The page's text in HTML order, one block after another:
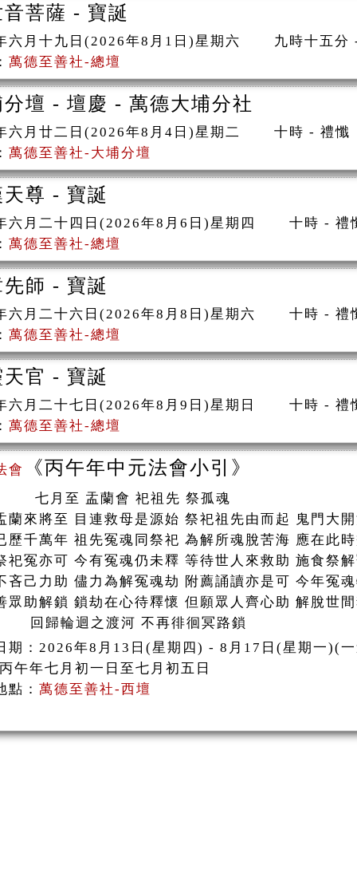
音菩薩 - 寶誕
六月十九日(2026年8月1日)星期六 九時十五
萬德至善社-總壇
分壇 - 壇慶 - 萬德大埔分社
六月廿二日(2026年8月4日)星期二 十時 - 禮
萬德至善社-大埔分壇
天尊 - 寶誕
六月二十四日(2026年8月6日)星期四 十時 -
萬德至善社-總壇
先師 - 寶誕
六月二十六日(2026年8月8日)星期六 十時 -
萬德至善社-總壇
天官 - 寶誕
六月二十七日(2026年8月9日)星期日 十時 -
萬德至善社-總壇
會 《丙午年中元法會小引》
至 盂蘭會 祀祖先 祭孤魂
蘭來將至 目連救母是源始 祭祀祖先由而起 鬼門大
歷千萬年 祖先冤魂同祭祀 為解所魂脫苦海 應在此
祀冤亦可 今有冤魂仍未釋 等待世人來救助 施食祭
吝己力助 儘力為解冤魂劫 附薦誦讀亦是可 今年冤
眾助解鎖 鎖劫在心待釋懷 但願眾人齊心助 解脫世
迴之渡河 不再徘徊冥路鎖
期：2026年8月13日(星期四) - 8月17日(星期一)(
午年七月初一日至七月初五日
點： 萬德至善社-西壇